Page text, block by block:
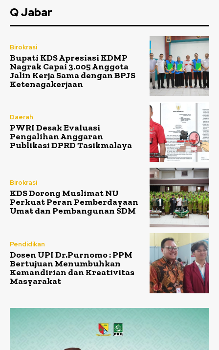
Q Jabar
Birokrasi
Bupati KDS Apresiasi KDMP
Nagrak Capai 3.005 Anggota
Jalin Kerja Sama dengan BPJS
Ketenagakerjaan
Daerah
PWRI Desak Evaluasi
Pengalihan Anggaran
Publikasi DPRD Tasikmalaya
Birokrasi
KDS Dorong Muslimat NU
Perkuat Peran Pemberdayaan
Umat dan Pembangunan SDM
Pendidikan
Dosen UPI Dr.Purnomo : PPM
Bertujuan Menumbuhkan
Kemandirian dan Kreativitas
Masyarakat